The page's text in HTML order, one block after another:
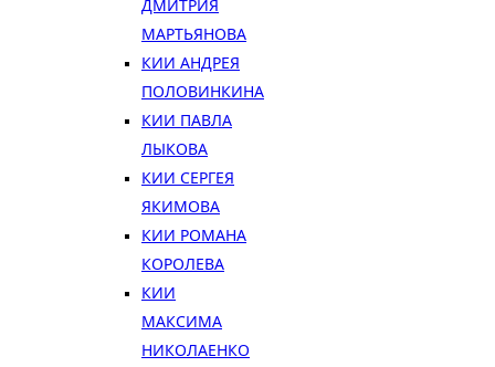
ДМИТРИЯ
МАРТЬЯНОВА
КИИ АНДРЕЯ
ПОЛОВИНКИНА
КИИ ПАВЛА
ЛЫКОВА
КИИ СЕРГЕЯ
ЯКИМОВА
КИИ РОМАНА
КОРОЛЕВА
КИИ
МАКСИМА
НИКОЛАЕНКО